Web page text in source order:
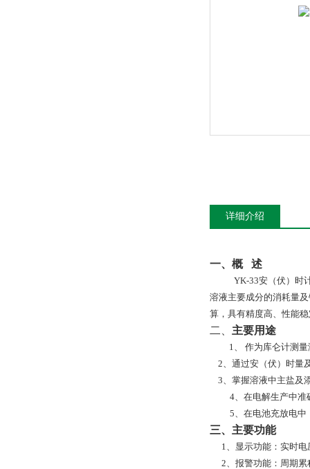
详细介绍
一、概 述
YK-33安（伏）时
溶液主要成分的消耗量
算，具有精度高、性能
二、 主要用途
1、 作为库仑计测
2、通过安（伏）时量
3、掌握溶液中主盐及
4、在电解生产中准
5、在电池充放电中
三、 主要功能
1、显示功能：实时
2、报警功能：周期累